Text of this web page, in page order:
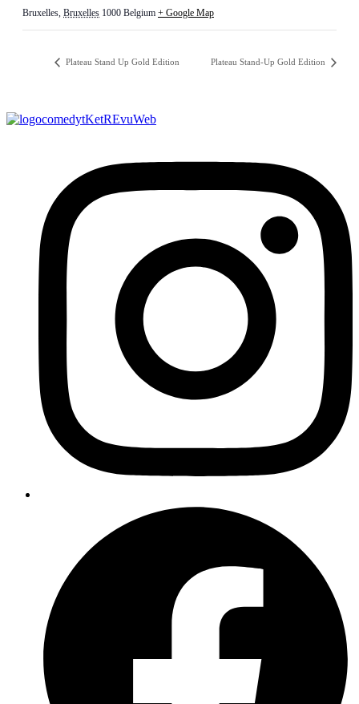
Bruxelles, Bruxelles 1000 Belgium + Google Map
Plateau Stand Up Gold Edition Plateau Stand-Up Gold Edition